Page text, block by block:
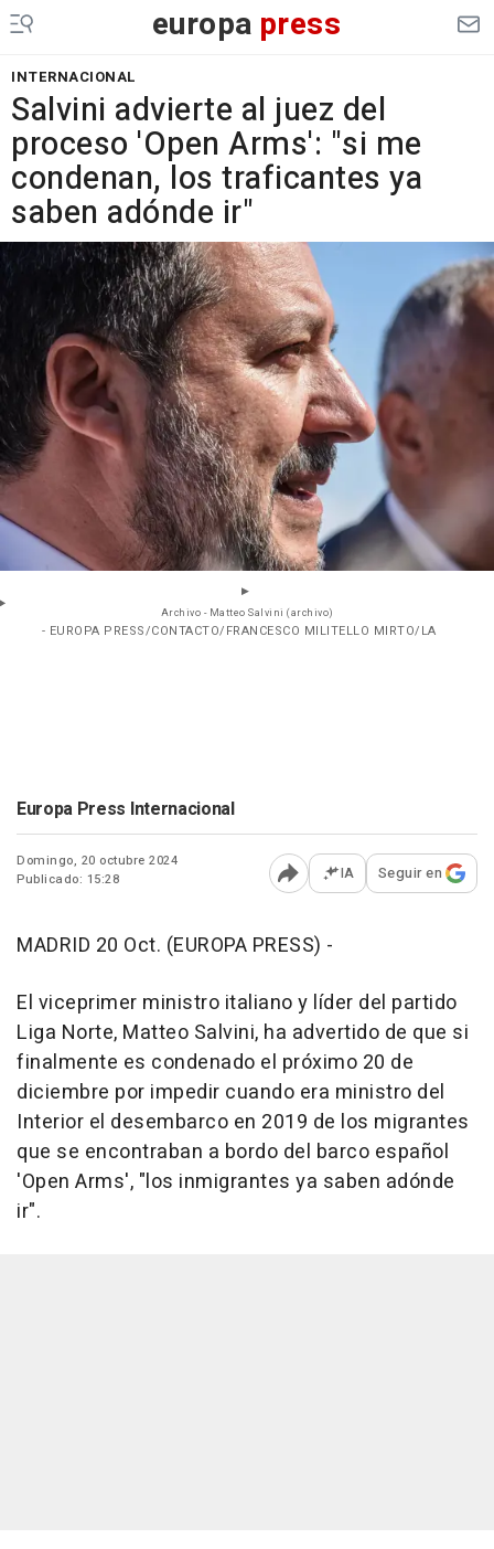
europa press
INTERNACIONAL
Salvini advierte al juez del
proceso 'Open Arms': "si me
condenan, los traficantes ya
saben adónde ir"
Archivo - Matteo Salvini (archivo)
- EUROPA PRESS/CONTACTO/FRANCESCO MILITELLO MIRTO/LA
Europa Press Internacional
Domingo, 20 octubre 2024
Publicado: 15:28
Abrir opciones para
IA Seguir en
MADRID 20 Oct. (EUROPA PRESS) -
El viceprimer ministro italiano y líder del partido
Liga Norte, Matteo Salvini, ha advertido de que si
finalmente es condenado el próximo 20 de
diciembre por impedir cuando era ministro del
Interior el desembarco en 2019 de los migrantes
que se encontraban a bordo del barco español
'Open Arms', "los inmigrantes ya saben adónde
ir".